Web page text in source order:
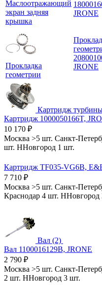
Маслоотражающий
экран задняя
крышка
JRONE
Прокладка
геометрии
JRONE
Картридж
Картридж 1000050166T,
10 170 ₽
Москва >5 шт. Санкт-
шт. ННовгород 1 шт.
Картридж TF035-VG6B,
7 710 ₽
Москва >5 шт. Санкт-
Краснодар 4 шт. ННовгород
Вал (2)
Вал 1100016129B, JRONE
2 790 ₽
Москва >5 шт. Санкт-
2 шт. ННовгород 3 шт.